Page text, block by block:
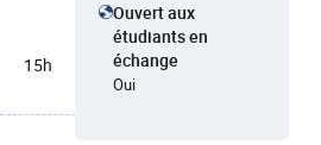
15h
Ouvert aux
étudiants en
échange
Oui